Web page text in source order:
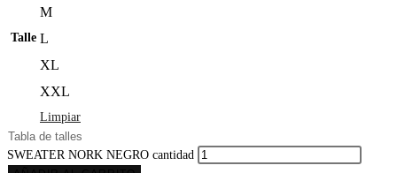
Talle
M
L
XL
XXL
Limpiar
Tabla de talles
SWEATER NORK NEGRO cantidad